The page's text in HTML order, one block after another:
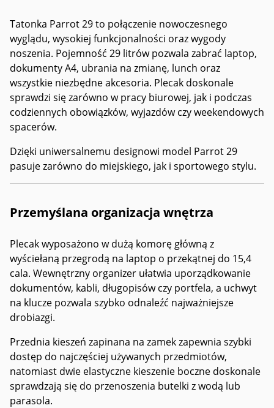
Tatonka Parrot 29 to połączenie nowoczesnego
wyglądu, wysokiej funkcjonalności oraz wygody
noszenia. Pojemność 29 litrów pozwala zabrać laptop,
dokumenty A4, ubrania na zmianę, lunch oraz
wszystkie niezbędne akcesoria. Plecak doskonale
sprawdzi się zarówno w pracy biurowej, jak i podczas
codziennych obowiązków, wyjazdów czy weekendowych
spacerów.
Dzięki uniwersalnemu designowi model Parrot 29
pasuje zarówno do miejskiego, jak i sportowego stylu.
Przemyślana organizacja wnętrza
Plecak wyposażono w dużą komorę główną z
wyściełaną przegrodą na laptop o przekątnej do 15,4
cala. Wewnętrzny organizer ułatwia uporządkowanie
dokumentów, kabli, długopisów czy portfela, a uchwyt
na klucze pozwala szybko odnaleźć najważniejsze
drobiazgi.
Przednia kieszeń zapinana na zamek zapewnia szybki
dostęp do najczęściej używanych przedmiotów,
natomiast dwie elastyczne kieszenie boczne doskonale
sprawdzają się do przenoszenia butelki z wodą lub
parasola.